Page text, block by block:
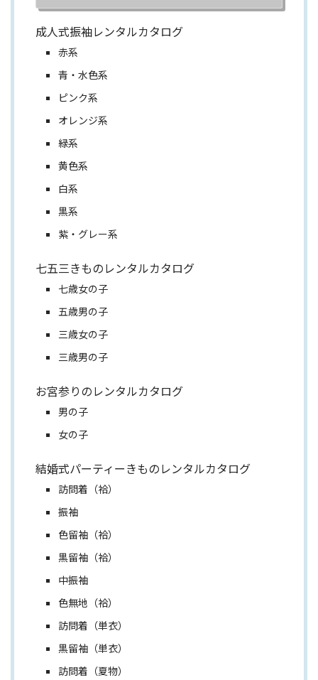
成人式振袖レンタルカタログ
赤系
青・水色系
ピンク系
オレンジ系
緑系
黄色系
白系
黒系
紫・グレー系
七五三きものレンタルカタログ
七歳女の子
五歳男の子
三歳女の子
三歳男の子
お宮参りのレンタルカタログ
男の子
女の子
結婚式パーティーきものレンタルカタログ
訪問着（袷）
振袖
色留袖（袷）
黒留袖（袷）
中振袖
色無地（袷）
訪問着（単衣）
黒留袖（単衣）
訪問着（夏物）